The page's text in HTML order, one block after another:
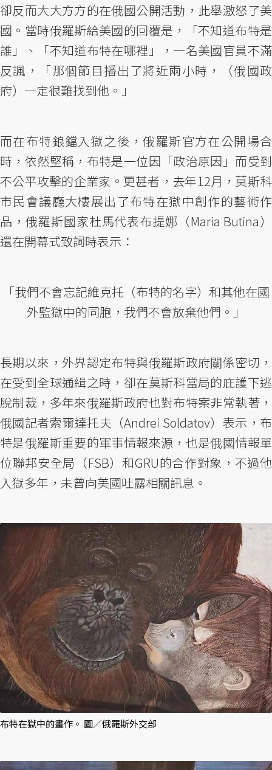
卻反而大大方方的在俄國公開活動，此舉激怒了美
國。當時俄羅斯給美國的回覆是，「不知道布特是
誰」、「不知道布特在哪裡」，一名美國官員不滿
反諷，「那個節目播出了將近兩小時，（俄國政
府）一定很難找到他。」
而在布特鋃鐺入獄之後，俄羅斯官方在公開場合
時，依然堅稱，布特是一位因「政治原因」而受到
不公平攻擊的企業家。更甚者，去年12月，莫斯科
市民會議廳大樓展出了布特在獄中創作的藝術作
品，俄羅斯國家杜馬代表布提娜（Maria Butina）
還在開幕式致詞時表示：
「我們不會忘記維克托（布特的名字）和其他在國
外監獄中的同胞，我們不會放棄他們。」
長期以來，外界認定布特與俄羅斯政府關係密切，
在受到全球通緝之時，卻在莫斯科當局的庇護下逃
脫制裁，多年來俄羅斯政府也對布特案非常執著，
俄國記者索爾達托夫（Andrei Soldatov）表示，布
特是俄羅斯重要的軍事情報來源，也是俄國情報單
位聯邦安全局（FSB）和GRU的合作對象，不過他
入獄多年，未曾向美國吐露相關訊息。
布特在獄中的畫作。 圖／俄羅斯外交部